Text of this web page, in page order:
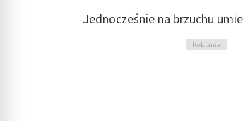
Jednocześnie na brzuchu
Reklama
Reklama / śledzenie